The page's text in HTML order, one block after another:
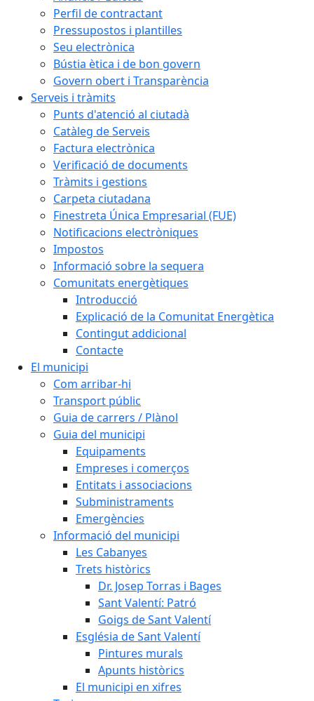
Perfil de contractant
Pressupostos i plantilles
Seu electrònica
Bústia ètica i de bon govern
Govern obert i Transparència
Serveis i tràmits
Punts d'atenció al ciutadà
Catàleg de Serveis
Factura electrònica
Verificació de documents
Tràmits i gestions
Carpeta ciutadana
Finestreta Única Empresarial (FUE)
Notificacions electròniques
Impostos
Informació sobre la sequera
Comunitats energètiques
Introducció
Explicació de la Comunitat Energètica
Contingut addicional
Contacte
El municipi
Com arribar-hi
Transport públic
Guia de carrers / Plànol
Guia del municipi
Equipaments
Empreses i comerços
Entitats i associacions
Subministraments
Emergències
Informació del municipi
Les Cabanyes
Trets històrics
Dr. Josep Torras i Bages
Sant Valentí: Patró
Goigs de Sant Valentí
Església de Sant Valentí
Pintures murals
Apunts històrics
El municipi en xifres